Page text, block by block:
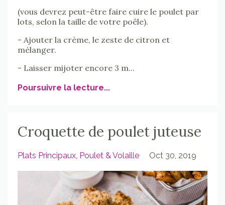
(vous devrez peut-être faire cuire le poulet par
lots, selon la taille de votre poêle).
- Ajouter la crème, le zeste de citron et
mélanger.
- Laisser mijoter encore 3 m...
Poursuivre la lecture...
Croquette de poulet juteuse
Plats Principaux Poulet & Volaille Oct 30, 2019